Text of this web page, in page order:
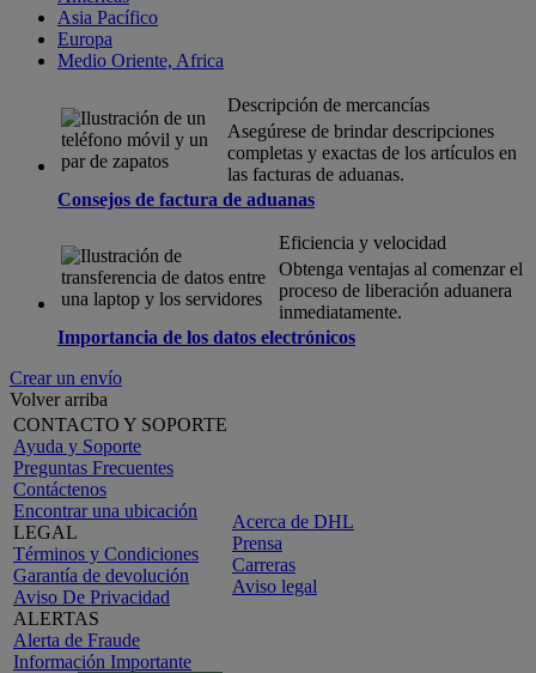
Asia Pacífico
Europa
Medio Oriente, Africa
Descripción de mercancías
Asegúrese de brindar descripciones
completas y exactas de los artículos en
las facturas de aduanas.
Consejos de factura de aduanas
Eficiencia y velocidad
Obtenga ventajas al comenzar el
proceso de liberación aduanera
inmediatamente.
Importancia de los datos electrónicos
Crear un envío
Volver arriba
CONTACTO Y SOPORTE
Ayuda y Soporte
Preguntas Frecuentes
Contáctenos
Encontrar una ubicación
LEGAL
Términos y Condiciones
Garantía de devolución
Aviso De Privacidad
ALERTAS
Alerta de Fraude
Información Importante
Acerca de DHL
Prensa
Carreras
Aviso legal